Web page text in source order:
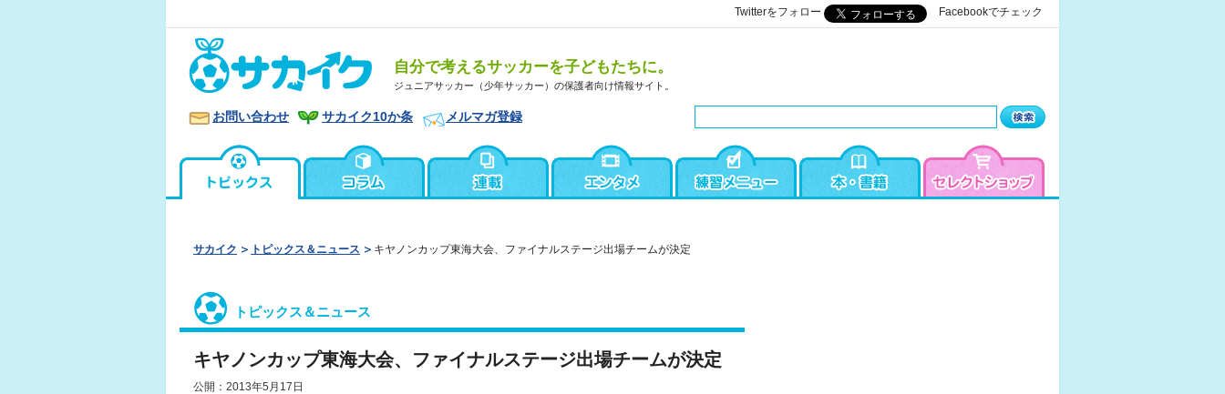
Twitterをフォロー Facebookでチェック
自分で考えるサッカーを子どもたちに。
ジュニアサッカー（少年サッカー）の保護者向け情報サイト。
お問い合わせ サカイク10か条 メルマガ登録
サカイク トピックス＆ニュース キヤノンカップ東海大会、ファイナルステージ出場チームが決定
トピックス＆ニュース
キヤノンカップ東海大会、ファイナルステージ出場チームが決定
公開：2013年5月17日